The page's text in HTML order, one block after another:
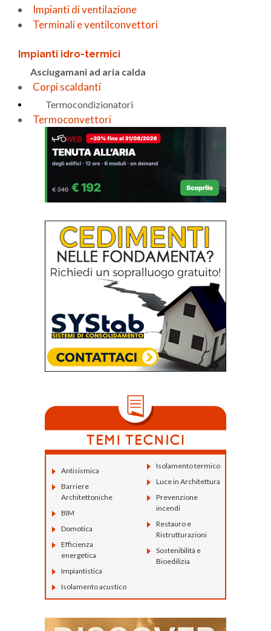
Impianti di ventilazione
Terminali e ventilconvettori
Impianti idro-termici
Asciugamani ad aria calda
Corpi scaldanti
Termocondizionatori
Termoconvettori
Antisismica
Barriere
Architettoniche
BIM
Domotica
Efficienza
energetica
Impiantistica
Isolamento acustico
Isolamento termico
Luce in Architettura
Prevenzione
incendi
Restauro e
Ristrutturazioni
Sostenibilità e
Bioedilizia